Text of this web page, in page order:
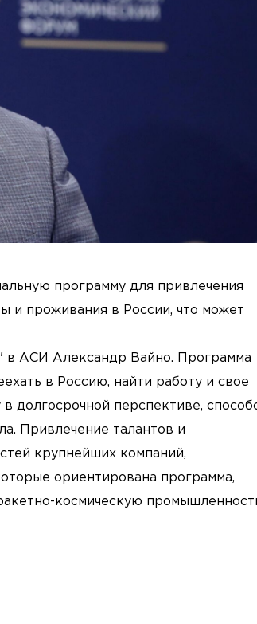
программу для привлечения
и проживания в России, что может
в АСИ Александр Вайно. Программа
в Россию, найти работу и свое
долгосрочной перспективе,
Привлечение талантов и
крупнейших компаний,
ориентирована программа,
космическую